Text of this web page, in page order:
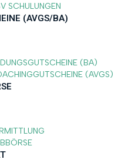
SCHULUNGEN
(AVGS/BA)
(BA)
(AVGS)